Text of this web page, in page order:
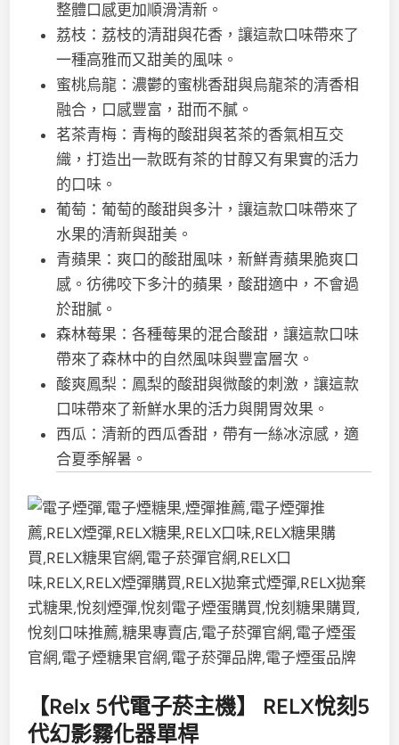
整體口感更加順滑清新。
荔枝：荔枝的清甜與花香，讓這款口味帶來了
一種高雅而又甜美的風味。
蜜桃烏龍：濃鬱的蜜桃香甜與烏龍茶的清香相
融合，口感豐富，甜而不膩。
茗茶青梅：青梅的酸甜與茗茶的香氣相互交
織，打造出一款既有茶的甘醇又有果實的活力
的口味。
葡萄：葡萄的酸甜與多汁，讓這款口味帶來了
水果的清新與甜美。
青蘋果：爽口的酸甜風味，新鮮青蘋果脆爽口
感。彷彿咬下多汁的蘋果，酸甜適中，不會過
於甜膩。
森林莓果：各種莓果的混合酸甜，讓這款口味
帶來了森林中的自然風味與豐富層次。
酸爽鳳梨：鳳梨的酸甜與微酸的刺激，讓這款
口味帶來了新鮮水果的活力與開胃效果。
西瓜：清新的西瓜香甜，帶有一絲冰涼感，適
合夏季解暑。
【Relx 5代電子菸主機】 RELX悅刻5
代幻影霧化器單桿